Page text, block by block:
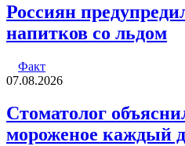
Россиян
напитков со льдом
Факт
07.08.2026
Стоматолог
мороженое каждый